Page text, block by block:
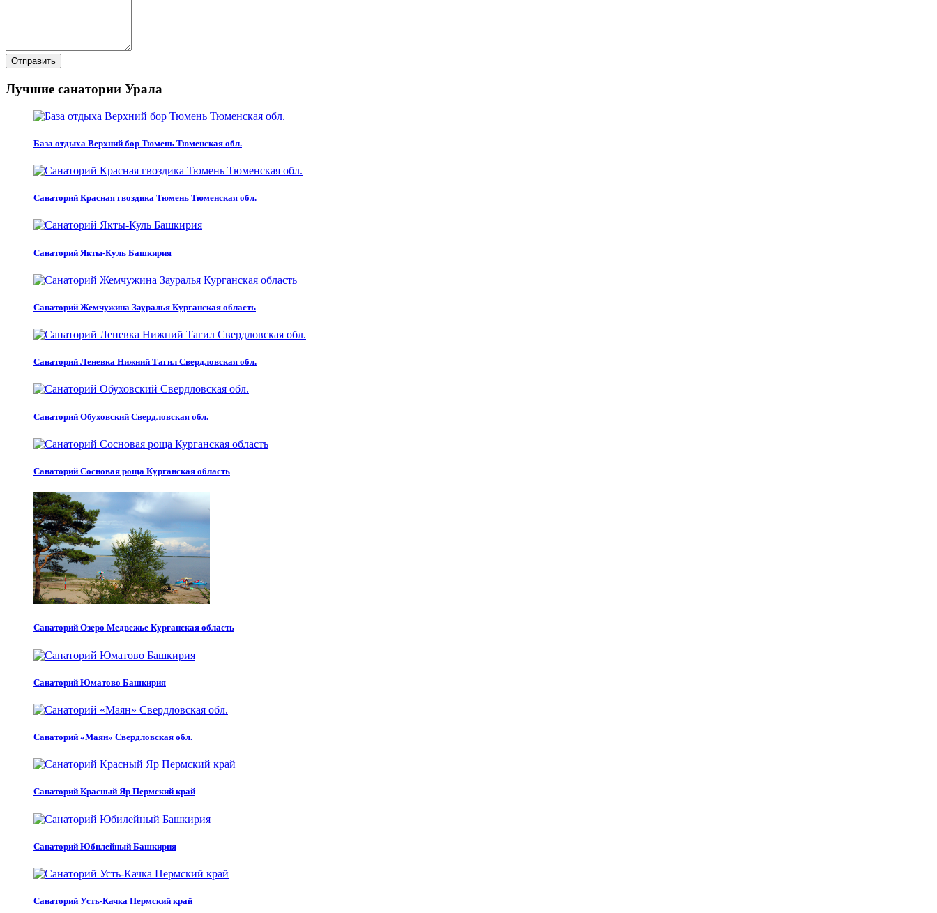
Отправить
Лучшие санатории Урала
База отдыха Верхний бор Тюмень Тюменская обл.
Санаторий Красная гвоздика Тюмень Тюменская обл.
Санаторий Якты-Куль Башкирия
Санаторий Жемчужина Зауралья Курганская область
Санаторий Леневка Нижний Тагил Свердловская обл.
Санаторий Обуховский Свердловская обл.
Санаторий Сосновая роща Курганская область
Санаторий Озеро Медвежье Курганская область
Санаторий Юматово Башкирия
Санаторий «Маян» Свердловская обл.
Санаторий Красный Яр Пермский край
Санаторий Юбилейный Башкирия
Санаторий Усть-Качка Пермский край